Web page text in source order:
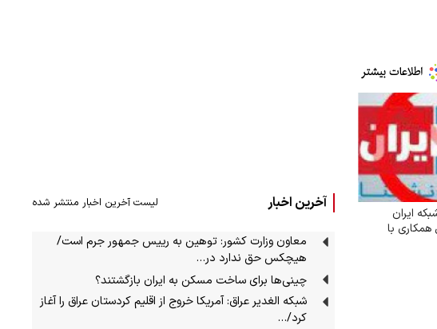
ایران
همکاری با
آخرین اخبار لیست آخرین اخبار منتشر شده
معاون وزارت کشور: توهین به رییس جمهور جرم است/
هیچکس حق ندارد در…
چینی‌ها برای ساخت مسکن به ایران بازگشتند؟
شبکه الغدیر عراق: آمریکا خروج از اقلیم کردستان عراق را آغاز
کرد/…